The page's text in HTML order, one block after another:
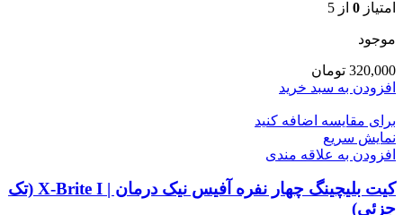
امتیاز 0 از 5
موجود
320,000 تومان
افزودن به سبد خرید
برای مقایسه اضافه کنید
نمایش سریع
افزودن به علاقه مندی
کیت بلیچینگ چهار نفره آفیس نیک درمان | X-Brite I (تک
جزئی)